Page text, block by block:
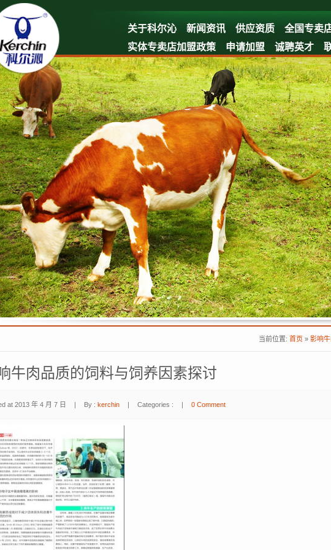
关于科尔沁 新闻资讯 供应资质 全国专卖
实体专卖店加盟政策
申请加盟 诚聘英才
当前位置: 首页 » 影响
牛肉品质的饲料与饲养因素探讨
at 2013 年 4 月 7 日 | By : kerchin | Categories : | 0 Comment